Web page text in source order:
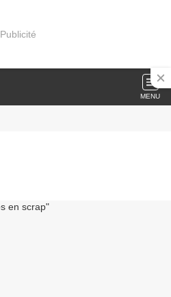
Publicité
MENU